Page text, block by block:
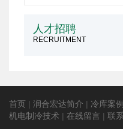
人才招聘
RECRUITMENT
首页 | 润合宏达简介 | 冷库案例
机电制冷技术 | 在线留言 | 联